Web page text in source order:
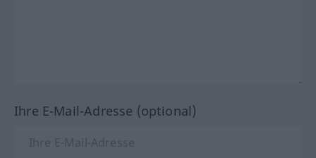
Ihre E-Mail-Adresse (optional)